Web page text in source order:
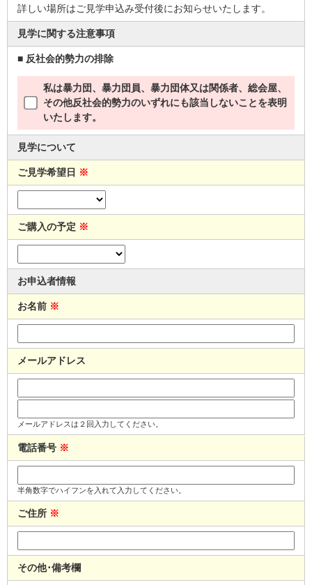
詳しい場所はご見学申込み受付後にお知らせいたします。
見学に関する注意事項
■ 反社会的勢力の排除
私は暴力団、暴力団員、暴力団体又は関係者、総会屋、
その他反社会的勢力のいずれにも該当しないことを表明
いたします。
見学について
ご見学希望日 ※
ご購入の予定 ※
お申込者情報
お名前 ※
メールアドレス
メールアドレスは２回入力してください。
電話番号 ※
半角数字でハイフンを入れて入力してください。
ご住所 ※
その他･備考欄